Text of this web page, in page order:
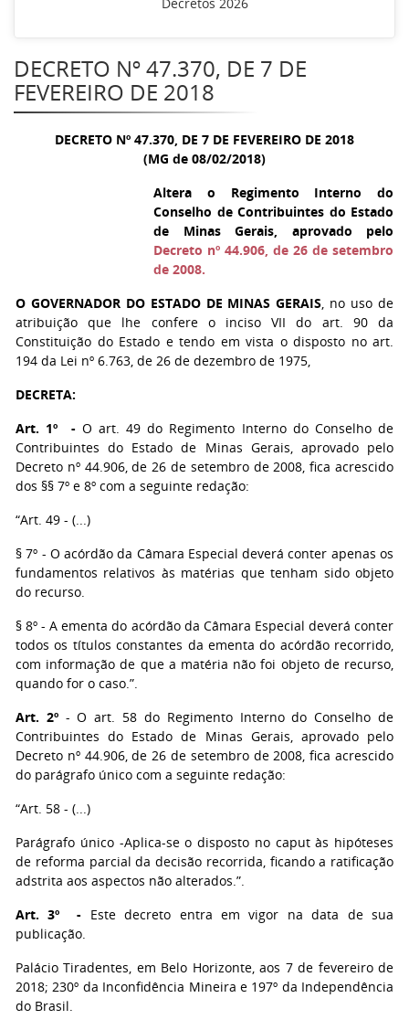
DECRETO Nº 47.370, DE 7 DE
FEVEREIRO DE 2018
DECRETO Nº 47.370, DE 7 DE FEVEREIRO DE 2018
(MG de 08/02/2018)
Altera o Regimento Interno do
Conselho de Contribuintes do Estado
de Minas Gerais, aprovado pelo
Decreto nº 44.906, de 26 de setembro
de 2008.
O GOVERNADOR DO ESTADO DE MINAS GERAIS, no uso de
atribuição que lhe confere o inciso VII do art. 90 da
Constituição do Estado e tendo em vista o disposto no art.
194 da Lei nº 6.763, de 26 de dezembro de 1975,
DECRETA:
Art. 1º -O art. 49 do Regimento Interno do Conselho de
Contribuintes do Estado de Minas Gerais, aprovado pelo
Decreto nº 44.906, de 26 de setembro de 2008, fica acrescido
dos §§ 7º e 8º com a seguinte redação:
“Art. 49 - (...)
§ 7º - O acórdão da Câmara Especial deverá conter apenas os
fundamentos relativos às matérias que tenham sido objeto
do recurso.
§ 8º - A ementa do acórdão da Câmara Especial deverá conter
todos os títulos constantes da ementa do acórdão recorrido,
com informação de que a matéria não foi objeto de recurso,
quando for o caso.”.
Art. 2º- O art. 58 do Regimento Interno do Conselho de
Contribuintes do Estado de Minas Gerais, aprovado pelo
Decreto nº 44.906, de 26 de setembro de 2008, fica acrescido
do parágrafo único com a seguinte redação:
“Art. 58 - (...)
Parágrafo único -Aplica-se o disposto no caput às hipóteses
de reforma parcial da decisão recorrida, ficando a ratificação
adstrita aos aspectos não alterados.”.
Art. 3º - Este decreto entra em vigor na data de sua
publicação.
Palácio Tiradentes, em Belo Horizonte, aos 7 de fevereiro de
2018; 230º da Inconfidência Mineira e 197º da Independência
do Brasil.